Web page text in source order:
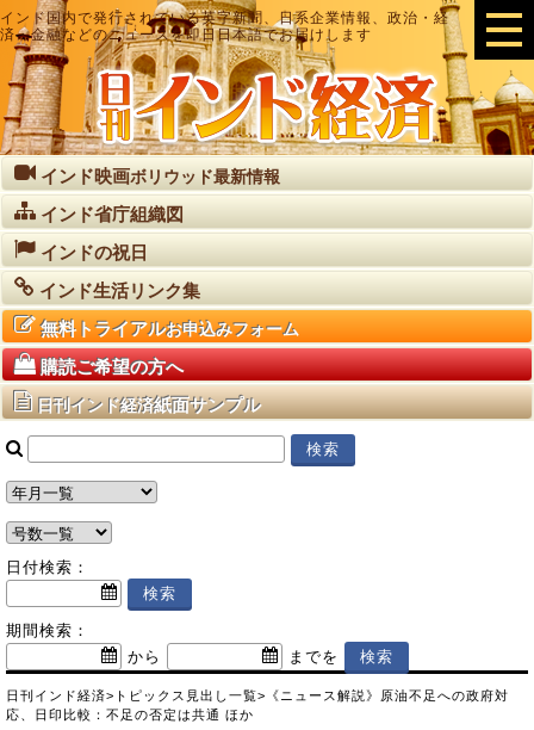
インド国内で発行されている英字新聞、日系企業情報、政治・経
済・金融などのニュースを即日日本語でお届けします
インド映画ボリウッド最新情報
インド省庁組織図
インドの祝日
インド生活リンク集
無料トライアルお申込みフォーム
購読ご希望の方へ
日刊インド経済紙面サンプル
日付検索：
期間検索：
から
までを
日刊インド経済> トピックス 見出し一覧> 《ニュース解説》原油不足への政府対
応、日印比較：不足の否定は共通 ほか